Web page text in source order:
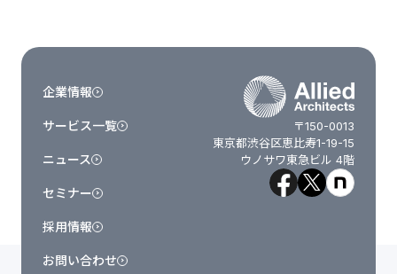
〒150-0013
東京都渋谷区恵比寿1-19-15
ウノサワ東急ビル 4階
企業情報
サービス一覧
ニュース
セミナー
採用情報
お問い合わせ